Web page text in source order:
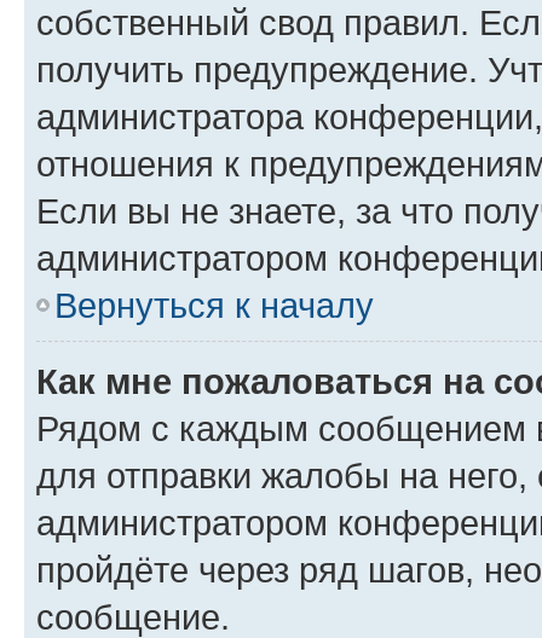
собственный свод правил.
получить предупреждение.
администратора
отношения к
Если вы не знаете, за что
администратором
Вернуться к началу
Как мне пожаловаться на
Рядом с каждым сообщением
для отправки жалобы на
администратором
пройдёте через ряд шагов,
сообщение.